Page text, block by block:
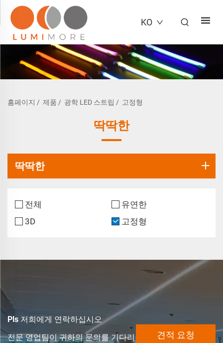
KO
홈페이지 / 제품 / 광학 LED 스트립 / 고정형
딱딱한
딱딱한
전체
유연한
3D
고정형
Pls 저희에게 연락하십시오
전문 영업팀이 귀하의 문의를 기다리
견적 요청